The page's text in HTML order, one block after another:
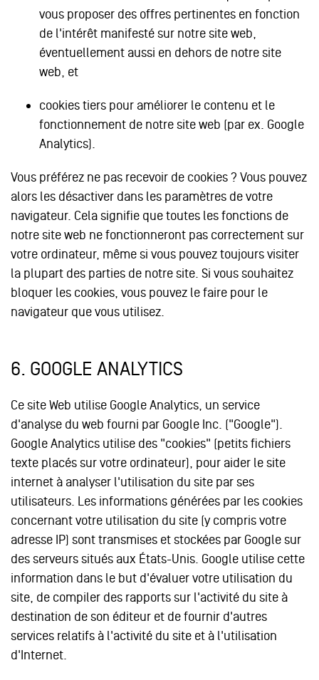
vous proposer des offres pertinentes en fonction
de l'intérêt manifesté sur notre site web,
éventuellement aussi en dehors de notre site
web, et
cookies tiers pour améliorer le contenu et le
fonctionnement de notre site web (par ex. Google
Analytics).
Vous préférez ne pas recevoir de cookies ? Vous pouvez
alors les désactiver dans les paramètres de votre
navigateur. Cela signifie que toutes les fonctions de
notre site web ne fonctionneront pas correctement sur
votre ordinateur, même si vous pouvez toujours visiter
la plupart des parties de notre site. Si vous souhaitez
bloquer les cookies, vous pouvez le faire pour le
navigateur que vous utilisez.
6. GOOGLE ANALYTICS
Ce site Web utilise Google Analytics, un service
d'analyse du web fourni par Google Inc. ("Google").
Google Analytics utilise des "cookies" (petits fichiers
texte placés sur votre ordinateur), pour aider le site
internet à analyser l'utilisation du site par ses
utilisateurs. Les informations générées par les cookies
concernant votre utilisation du site (y compris votre
adresse IP) sont transmises et stockées par Google sur
des serveurs situés aux États-Unis. Google utilise cette
information dans le but d'évaluer votre utilisation du
site, de compiler des rapports sur l'activité du site à
destination de son éditeur et de fournir d'autres
services relatifs à l'activité du site et à l'utilisation
d'Internet.